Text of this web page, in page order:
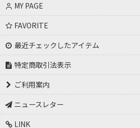
MY PAGE
FAVORITE
最近チェックしたアイテム
特定商取引法表示
ご利用案内
ニュースレター
LINK